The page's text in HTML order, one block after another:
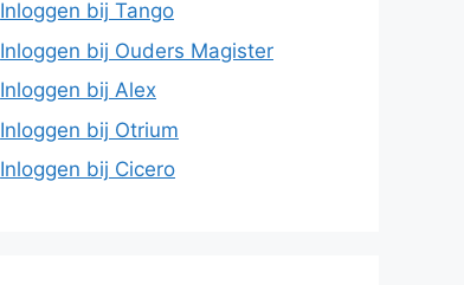
Inloggen bij Tango
Inloggen bij Ouders Magister
Inloggen bij Alex
Inloggen bij Otrium
Inloggen bij Cicero